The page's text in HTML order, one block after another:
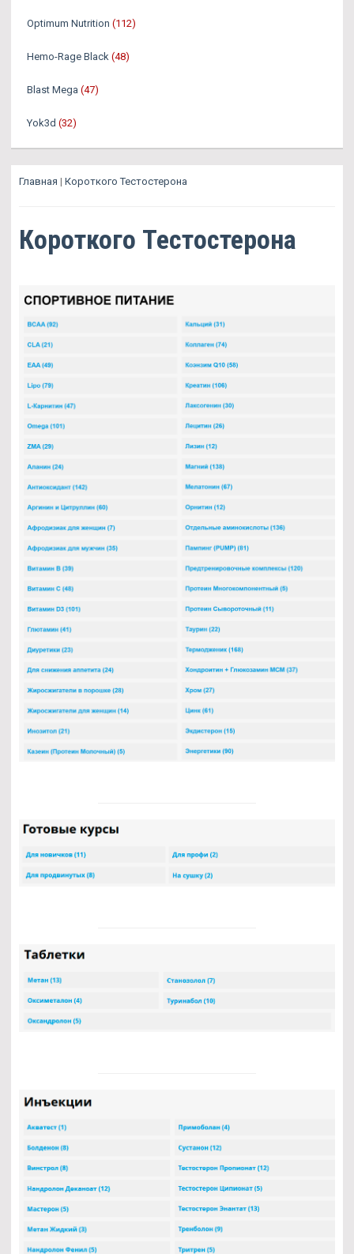
Optimum Nutrition (112)
Hemo-Rage Black (48)
Blast Mega (47)
Yok3d (32)
Главная | Короткого Тестостерона
Короткого Тестостерона